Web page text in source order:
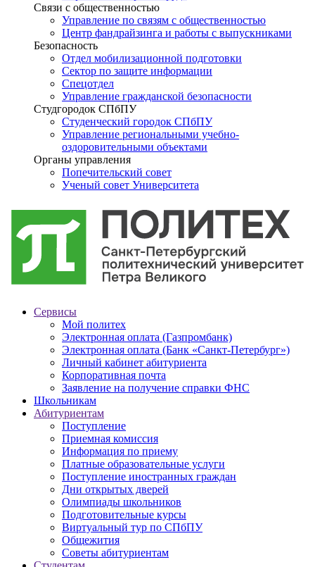
Связи с общественностью
Управление по связям с общественностью
Центр фандрайзинга и работы с выпускниками
Безопасность
Отдел мобилизационной подготовки
Сектор по защите информации
Спецотдел
Управление гражданской безопасности
Студгородок СПбПУ
Студенческий городок СПбПУ
Управление региональными учебно-
оздоровительными объектами
Органы управления
Попечительский совет
Ученый совет Университета
Сервисы
Мой политех
Электронная оплата (Газпромбанк)
Электронная оплата (Банк «Санкт-Петербург»)
Личный кабинет абитуриента
Корпоративная почта
Заявление на получение справки ФНС
Школьникам
Абитуриентам
Поступление
Приемная комиссия
Информация по приему
Платные образовательные услуги
Поступление иностранных граждан
Дни открытых дверей
Олимпиады школьников
Подготовительные курсы
Виртуальный тур по СПбПУ
Общежития
Советы абитуриентам